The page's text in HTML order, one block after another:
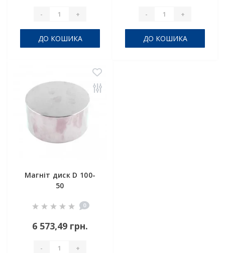
- +
ДО КОШИКА
- +
ДО КОШИКА
Магніт диск D 100-
50
0
6 573,49 грн.
- +